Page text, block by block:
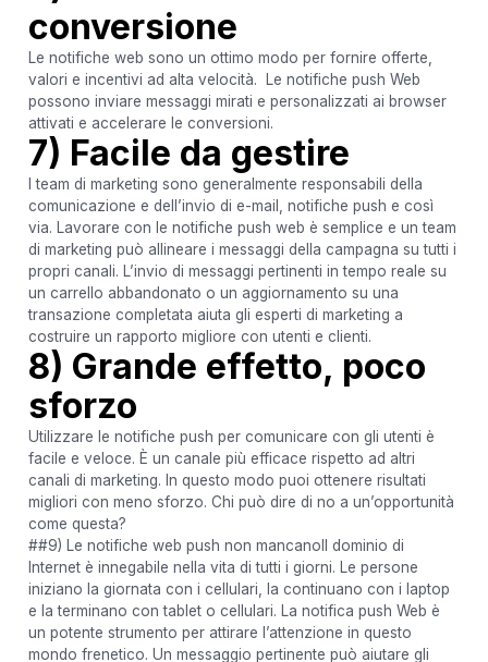
conversione
Le notifiche web sono un ottimo modo per fornire offerte,
valori e incentivi ad alta velocità. Le notifiche push Web
possono inviare messaggi mirati e personalizzati ai browser
attivati ​​e accelerare le conversioni.
7) Facile da gestire
I team di marketing sono generalmente responsabili della
comunicazione e dell’invio di e-mail, notifiche push e così
via. Lavorare con le notifiche push web è semplice e un team
di marketing può allineare i messaggi della campagna su tutti i
propri canali. L’invio di messaggi pertinenti in tempo reale su
un carrello abbandonato o un aggiornamento su una
transazione completata aiuta gli esperti di marketing a
costruire un rapporto migliore con utenti e clienti.
8) Grande effetto, poco
sforzo
Utilizzare le notifiche push per comunicare con gli utenti è
facile e veloce. È un canale più efficace rispetto ad altri
canali di marketing. In questo modo puoi ottenere risultati
migliori con meno sforzo. Chi può dire di no a un’opportunità
come questa?
##9) Le notifiche web push non mancanoIl dominio di
Internet è innegabile nella vita di tutti i giorni. Le persone
iniziano la giornata con i cellulari, la continuano con i laptop
e la terminano con tablet o cellulari. La notifica push Web è
un potente strumento per attirare l’attenzione in questo
mondo frenetico. Un messaggio pertinente può aiutare gli